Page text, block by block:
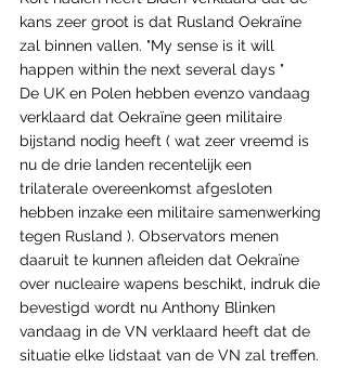
kans zeer groot is dat Rusland Oekraïne
zal binnen vallen. "My sense is it will
happen within the next several days "
De UK en Polen hebben evenzo vandaag
verklaard dat Oekraïne geen militaire
bijstand nodig heeft ( wat zeer vreemd is
nu de drie landen recentelijk een
trilaterale overeenkomst afgesloten
hebben inzake een militaire samenwerking
tegen Rusland ). Observators menen
daaruit te kunnen afleiden dat Oekraïne
over nucleaire wapens beschikt, indruk die
bevestigd wordt nu Anthony Blinken
vandaag in de VN verklaard heeft dat de
situatie elke lidstaat van de VN zal treffen.